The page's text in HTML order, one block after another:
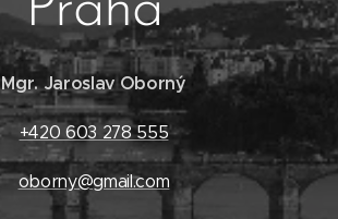
Mgr. Jaroslav Oborný
+420 603 278 555
oborny@gmail.com